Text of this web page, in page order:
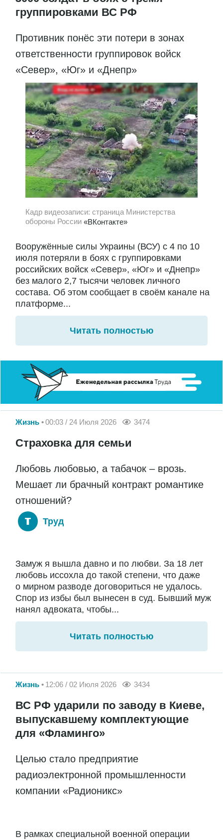
группировками ВС РФ
Противник понёс эти потери в зонах
ответственности группировок войск
«Север», «Юг» и «Днепр»
Кадр видеозаписи: страница Министерства
обороны России «ВКонтакте»
Вооружённые силы Украины (ВСУ) с 4 по 10
июля потеряли в боях с группировками
российских войск «Север», «Юг» и «Днепр»
без малого 2,7 тысячи человек личного
состава. Об этом сообщает в своём канале на
платформе...
Читать полностью
Жизнь 00:03 / 24 Июля 2026 3474
Страховка для семьи
Любовь любовью, а табачок – врозь.
Мешает ли брачный контракт романтике
отношений?
Труд
Замуж я вышла давно и по любви. За 18 лет
любовь иссохла до такой степени, что даже
о мирном разводе договориться не удалось.
Спор из избы был вынесен в суд. Бывший муж
нанял адвоката, чтобы...
Читать полностью
Жизнь 12:06 / 02 Июля 2026 3434
ВС РФ ударили по заводу в Киеве,
выпускавшему комплектующие
для «Фламинго»
Целью стало предприятие
радиоэлектронной промышленности
компании «Радионикс»
В рамках специальной военной операции